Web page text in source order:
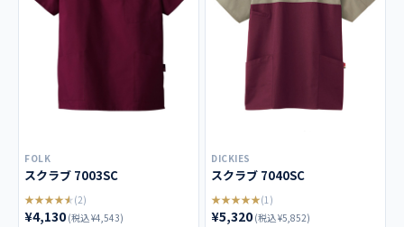
FOLK
スクラブ 7003SC
★★★★★ (2)
¥4,130 (税込 ¥4,543)
DICKIES
スクラブ 7040SC
★★★★★(1)
¥5,320 (税込 ¥5,852)